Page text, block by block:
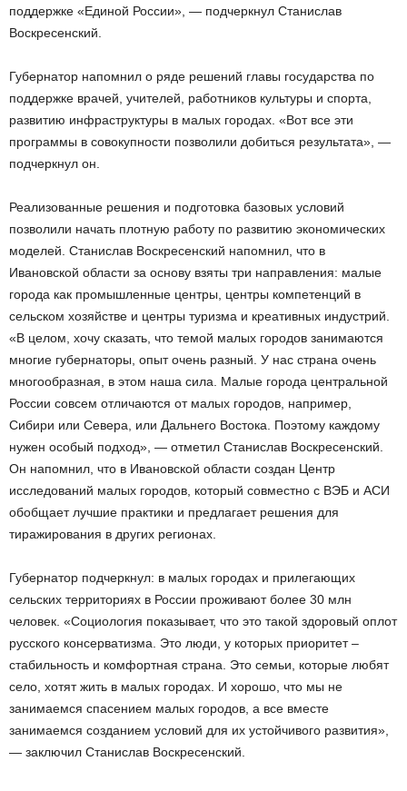
поддержке «Единой России», — подчеркнул Станислав
Воскресенский.
Губернатор напомнил о ряде решений главы государства по
поддержке врачей, учителей, работников культуры и спорта,
развитию инфраструктуры в малых городах. «Вот все эти
программы в совокупности позволили добиться результата», —
подчеркнул он.
Реализованные решения и подготовка базовых условий
позволили начать плотную работу по развитию экономических
моделей. Станислав Воскресенский напомнил, что в
Ивановской области за основу взяты три направления: малые
города как промышленные центры, центры компетенций в
сельском хозяйстве и центры туризма и креативных индустрий.
«В целом, хочу сказать, что темой малых городов занимаются
многие губернаторы, опыт очень разный. У нас страна очень
многообразная, в этом наша сила. Малые города центральной
России совсем отличаются от малых городов, например,
Сибири или Севера, или Дальнего Востока. Поэтому каждому
нужен особый подход», — отметил Станислав Воскресенский.
Он напомнил, что в Ивановской области создан Центр
исследований малых городов, который совместно с ВЭБ и АСИ
обобщает лучшие практики и предлагает решения для
тиражирования в других регионах.
Губернатор подчеркнул: в малых городах и прилегающих
сельских территориях в России проживают более 30 млн
человек. «Социология показывает, что это такой здоровый оплот
русского консерватизма. Это люди, у которых приоритет –
стабильность и комфортная страна. Это семьи, которые любят
село, хотят жить в малых городах. И хорошо, что мы не
занимаемся спасением малых городов, а все вместе
занимаемся созданием условий для их устойчивого развития»,
— заключил Станислав Воскресенский.